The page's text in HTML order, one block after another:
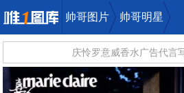
帅哥图片 帅哥明星
庆怜罗意威香水广告代言